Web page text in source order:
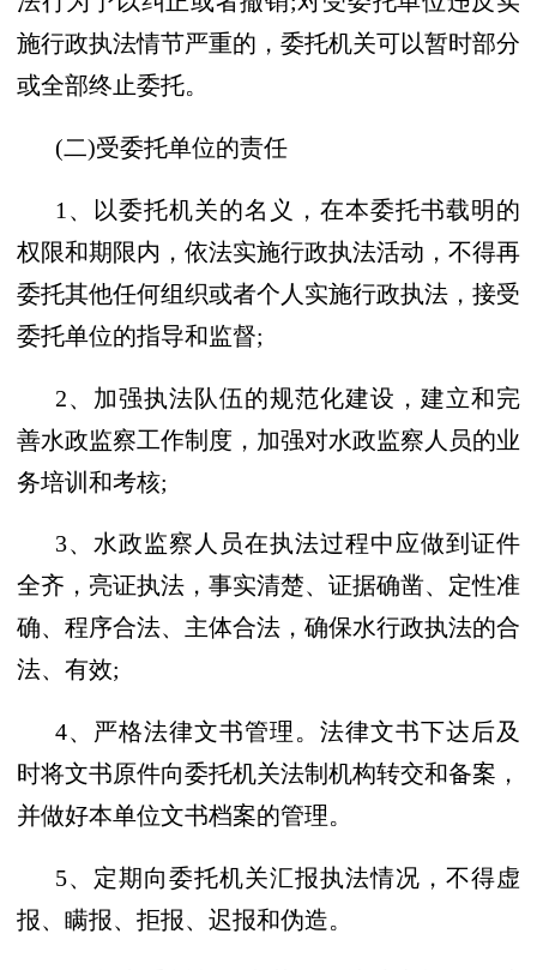
施行政执法情节严重的，委托机关可以暂时部分
或全部终止委托。
(二)受委托单位的责任
1、以委托机关的名义，在本委托书载明的
权限和期限内，依法实施行政执法活动，不得再
委托其他任何组织或者个人实施行政执法，接受
委托单位的指导和监督;
2、加强执法队伍的规范化建设，建立和完
善水政监察工作制度，加强对水政监察人员的业
务培训和考核;
3、水政监察人员在执法过程中应做到证件
全齐，亮证执法，事实清楚、证据确凿、定性准
确、程序合法、主体合法，确保水行政执法的合
法、有效;
4、严格法律文书管理。法律文书下达后及
时将文书原件向委托机关法制机构转交和备案，
并做好本单位文书档案的管理。
5、定期向委托机关汇报执法情况，不得虚
报、瞒报、拒报、迟报和伪造。